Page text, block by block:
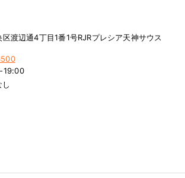
渡辺通4丁目1番1号RJRプレシア天神サウス
19:00